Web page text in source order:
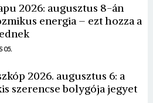
2026: augusztus 8-án
energia – ezt hozza a
05.
2026. augusztus 6: a
szerencse bolygója jegyet